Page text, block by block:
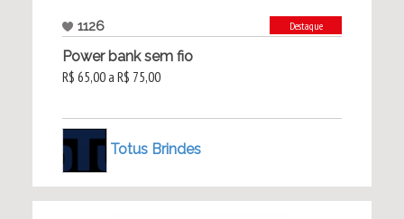
1126 Destaque
Power bank sem fio
R$ 65,00 a R$ 75,00
Totus Brindes